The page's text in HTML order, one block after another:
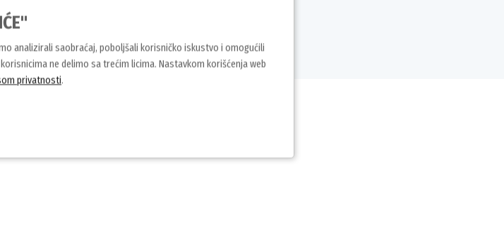
analizirali saobraćaj, poboljšali korisničko iskustvo i omogućili
ne delimo sa trećim licima. Nastavkom korišćenja web
privatnosti.